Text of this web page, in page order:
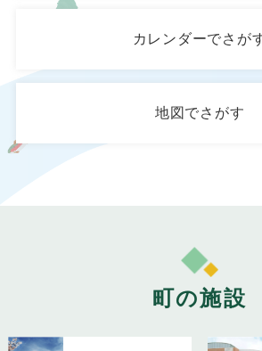
カレンダーでさが
地図でさがす
町の施設